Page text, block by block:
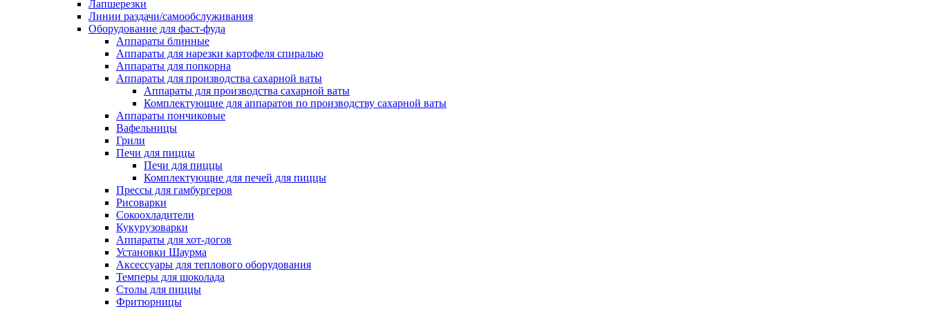
Лапшерезки
Линии раздачи/самообслуживания
Оборудование для фаст-фуда
Аппараты блинные
Аппараты для нарезки картофеля спиралью
Аппараты для попкорна
Аппараты для производства сахарной ваты
Аппараты для производства сахарной ваты
Комплектующие для аппаратов по производству сахарной ваты
Аппараты пончиковые
Вафельницы
Грили
Печи для пиццы
Печи для пиццы
Комплектующие для печей для пиццы
Прессы для гамбургеров
Рисоварки
Сокоохладители
Кукурузоварки
Аппараты для хот-догов
Установки Шаурма
Аксессуары для теплового оборудования
Темперы для шоколада
Столы для пиццы
Фритюрницы